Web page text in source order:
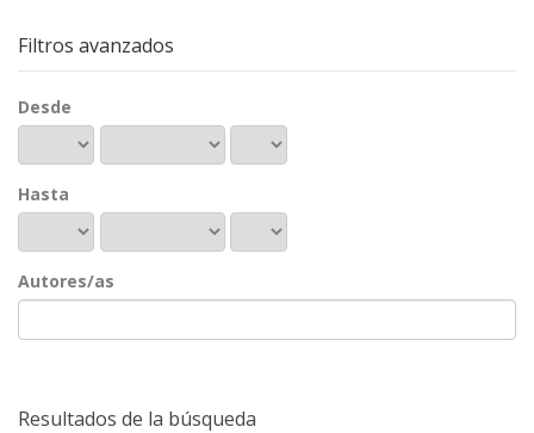
Filtros avanzados
Desde
Hasta
Autores/as
Resultados de la búsqueda